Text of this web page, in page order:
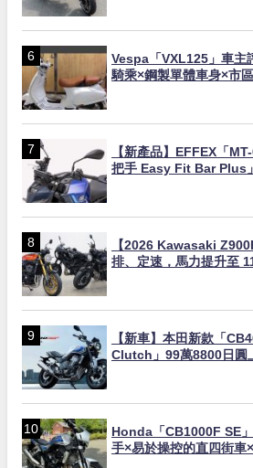
Vespa「VXL125」車主
騎乘×鋼製單體車身×市
【新產品】EFFEX「
把手 Easy Fit Bar Plus
【2026 Kawasaki
排、定速，馬力提升至
【新車】本田新款「
Clutch」99萬8800日圓
Honda「CB1000F SE
手×易於操控的直四街車